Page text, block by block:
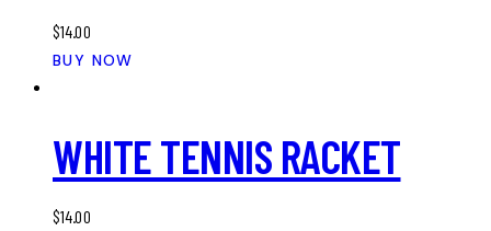
$14.00
BUY NOW
WHITE TENNIS RACKET
$14.00